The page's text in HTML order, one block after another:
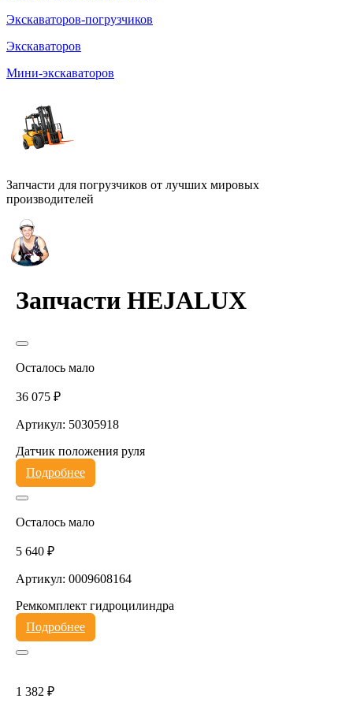
Экскаваторов-погрузчиков
Экскаваторов
Мини-экскаваторов
Запчасти для погрузчиков от лучших мировых
производителей
Запчасти HEJALUX
Осталось мало
36 075 ₽
Артикул: 50305918
Датчик положения руля
Подробнее
Осталось мало
5 640 ₽
Артикул: 0009608164
Ремкомплект гидроцилиндра
Подробнее
1 382 ₽